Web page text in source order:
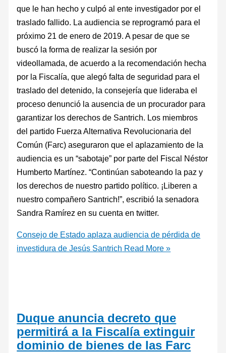
que le han hecho y culpó al ente investigador por el
traslado fallido. La audiencia se reprogramó para el
próximo 21 de enero de 2019. A pesar de que se
buscó la forma de realizar la sesión por
videollamada, de acuerdo a la recomendación hecha
por la Fiscalía, que alegó falta de seguridad para el
traslado del detenido, la consejería que lideraba el
proceso denunció la ausencia de un procurador para
garantizar los derechos de Santrich. Los miembros
del partido Fuerza Alternativa Revolucionaria del
Común (Farc) aseguraron que el aplazamiento de la
audiencia es un “sabotaje” por parte del Fiscal Néstor
Humberto Martínez. “Continúan saboteando la paz y
los derechos de nuestro partido político. ¡Liberen a
nuestro compañero Santrich!”, escribió la senadora
Sandra Ramírez en su cuenta en twitter.
Consejo de Estado aplaza audiencia de pérdida de
investidura de Jesús Santrich Read More »
Duque anuncia decreto que
permitirá a la Fiscalía extinguir
dominio de bienes de las Farc